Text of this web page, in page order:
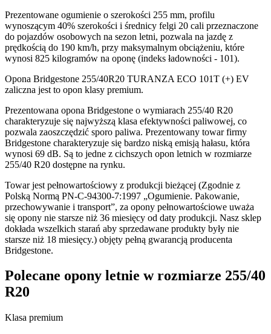
Prezentowane ogumienie o szerokości 255 mm, profilu
wynoszącym 40% szerokości i średnicy felgi 20 cali przeznaczone
do pojazdów osobowych na sezon letni, pozwala na jazdę z
prędkością do 190 km/h, przy maksymalnym obciążeniu, które
wynosi 825 kilogramów na oponę (indeks ładowności - 101).
Opona Bridgestone 255/40R20 TURANZA ECO 101T (+) EV
zaliczna jest to opon klasy premium.
Prezentowana opona Bridgestone o wymiarach 255/40 R20
charakteryzuje się najwyższą klasa efektywności paliwowej, co
pozwala zaoszczędzić sporo paliwa. Prezentowany towar firmy
Bridgestone charakteryzuje się bardzo niską emisją hałasu, która
wynosi 69 dB. Są to jedne z cichszych opon letnich w rozmiarze
255/40 R20 dostępne na rynku.
Towar jest pełnowartościowy z produkcji bieżącej (Zgodnie z
Polską Normą PN-C-94300-7:1997 „Ogumienie. Pakowanie,
przechowywanie i transport”, za opony pełnowartościowe uważa
się opony nie starsze niż 36 miesięcy od daty produkcji. Nasz sklep
dokłada wszelkich starań aby sprzedawane produkty były nie
starsze niż 18 miesięcy.) objęty pełną gwarancją producenta
Bridgestone.
Polecane opony letnie w rozmiarze 255/40
R20
Klasa premium